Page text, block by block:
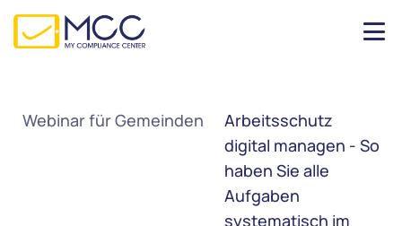
Webinar für Gemeinden
Arbeitsschutz
digital managen - So
haben Sie alle
Aufgaben
systematisch im